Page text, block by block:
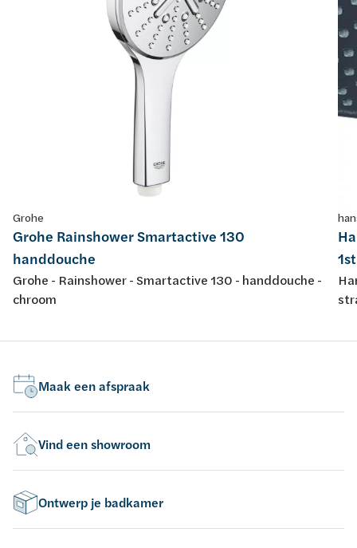
Grohe
Grohe Rainshower Smartactive 130
handdouche
Grohe - Rainshower - Smartactive 130 - handdouche -
chroom
Maak een afspraak
Vind een showroom
Ontwerp je badkamer